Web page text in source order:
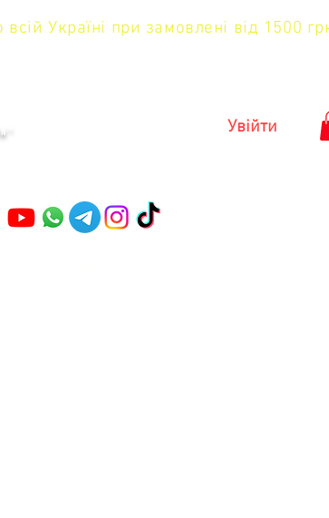
Україні при замовлені від 1500
Увійти